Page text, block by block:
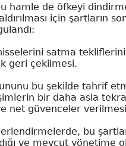
hamle de öfkeyi
için şartların
satma
geri çekilmesi.
bu şekilde tahrif
bir daha asla
net güvenceler
bu
ve mevcut yönetime